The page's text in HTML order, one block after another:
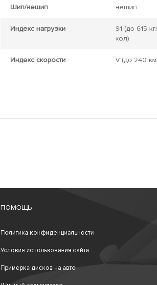
Шип/нешип нешип
Индекс нагрузки 91 (до 615 кг/
кол)
Индекс скорости V(до 240
ПОМОЩЬ
Политика конфиденциальности
Условия использования сайта
Примерка дисков на авто